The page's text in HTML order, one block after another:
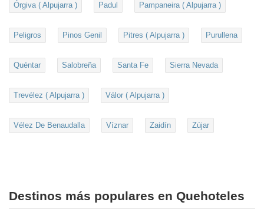
Órgiva ( Alpujarra ) Padul Pampaneira ( Alpujarra )
Peligros Pinos Genil Pitres ( Alpujarra ) Purullena
Quéntar Salobreña Santa Fe Sierra Nevada
Trevélez ( Alpujarra ) Válor ( Alpujarra )
Vélez De Benaudalla Víznar Zaidín Zújar
Destinos más populares en Quehoteles